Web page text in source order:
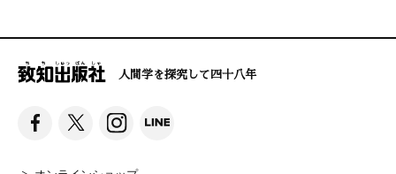
人間学を探究して四十八年